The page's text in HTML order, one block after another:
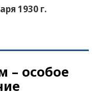
1930 г.
– особое